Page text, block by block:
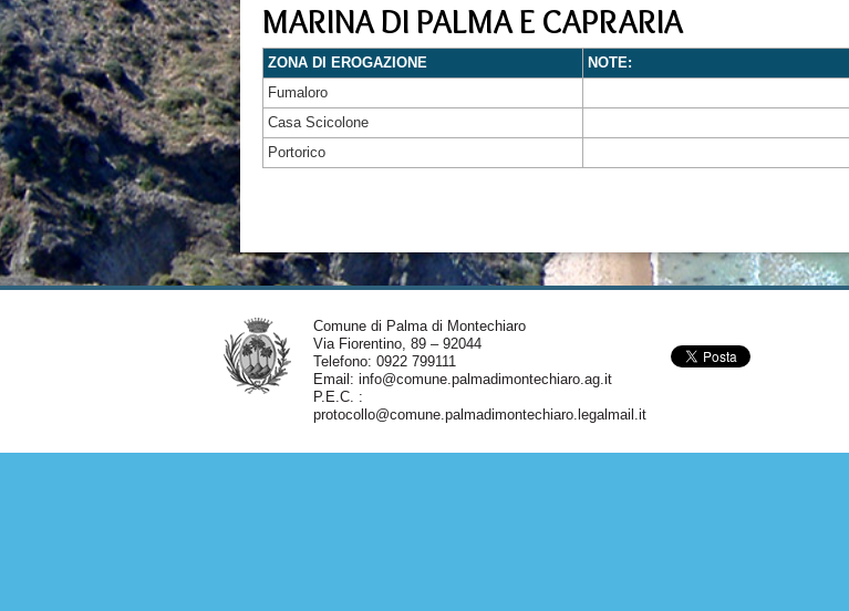
MARINA DI PALMA E CAPRARIA
ZONA DI EROGAZIONE NOTE:
Fumaloro
Casa Scicolone
Portorico
Comune di Palma di Montechiaro
Via Fiorentino, 89 – 92044
Telefono: 0922 799111
Email: info@comune.palmadimontechiaro.ag.it
P.E.C. :
protocollo@comune.palmadimontechiaro.legalmail.it